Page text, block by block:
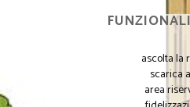
ascolta la
scarica
area